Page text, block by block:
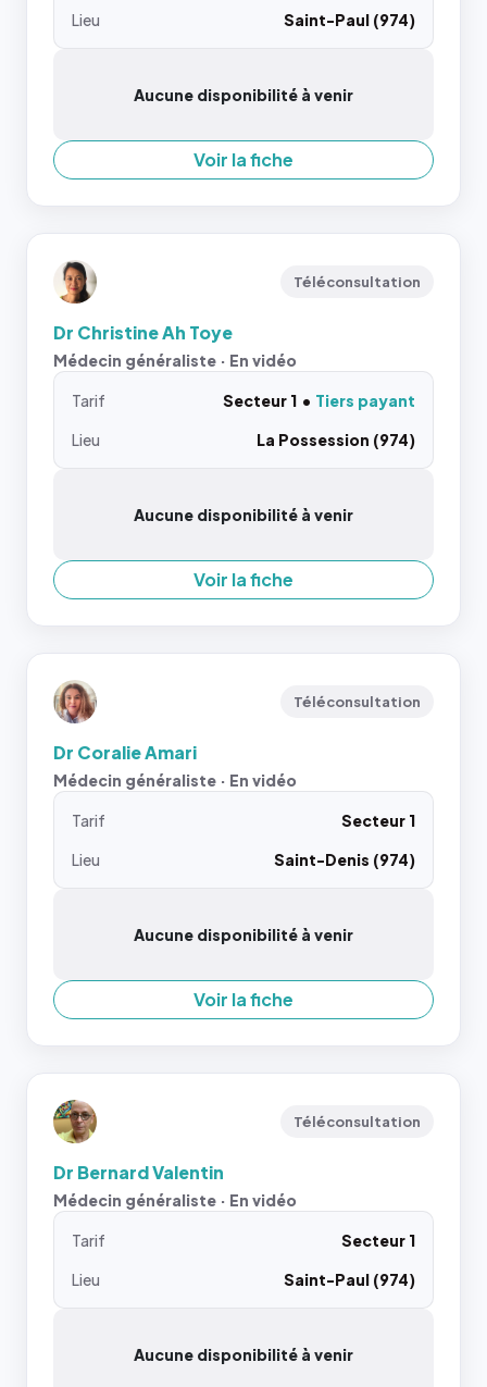
Lieu Saint-Paul (974)
Aucune disponibilité à venir
Voir la fiche
Téléconsultation
Dr Christine Ah Toye
Médecin généraliste · En vidéo
Tarif Secteur 1
Tiers payant
Lieu
La Possession (974)
Aucune disponibilité à venir
Voir la fiche
Téléconsultation
Dr Coralie Amari
Médecin généraliste · En vidéo
Tarif
Secteur 1
Lieu
Saint-Denis (974)
Aucune disponibilité à venir
Voir la fiche
Téléconsultation
Dr Bernard Valentin
Médecin généraliste · En vidéo
Tarif
Secteur 1
Lieu
Saint-Paul (974)
Aucune disponibilité à venir